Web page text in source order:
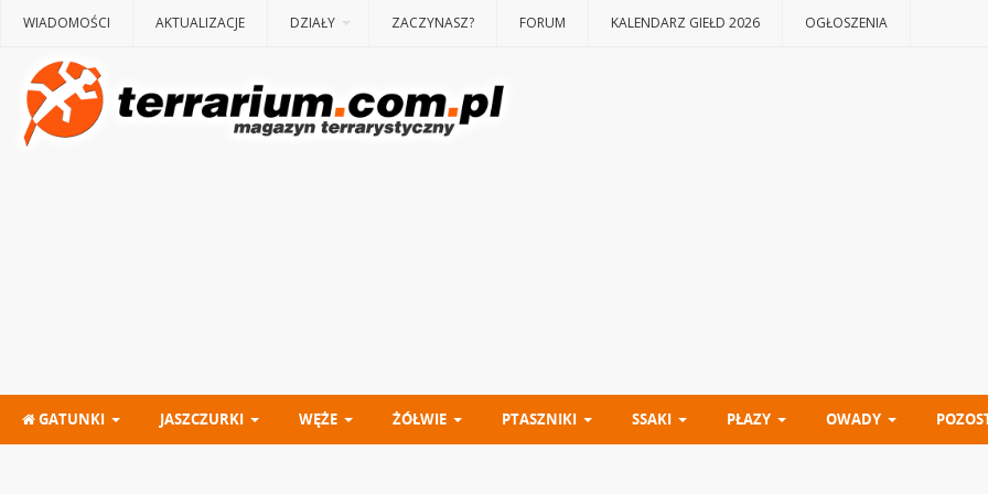
WIADOMOŚCI AKTUALIZACJE DZIAŁY ZACZYNASZ? FORUM KALENDARZ GIEŁD 2026 OGŁOSZENIA
GATUNKI JASZCZURKI WĘŻE ŻÓŁWIE PTASZNIKI SSAKI PŁAZY OWADY